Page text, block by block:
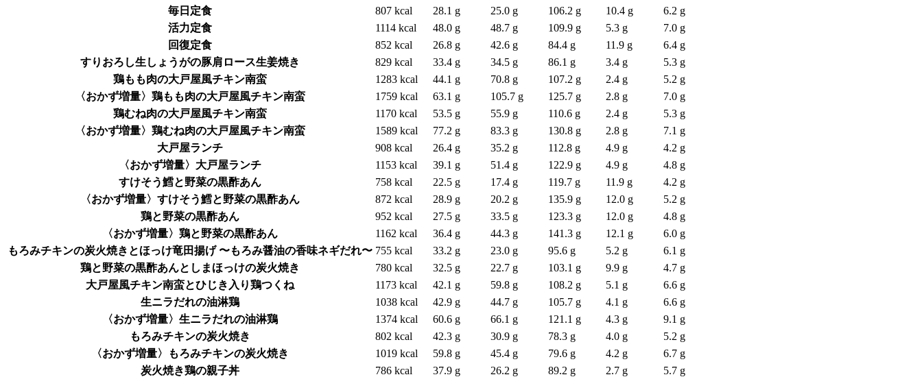
毎日定食
807 kcal 28.1 g 25.0 g 106.2 g 10.4 g
6.2 g
活力定食
1114 kcal 48.0 g 48.7 g 109.9 g 5.3 g
7.0 g
回復定食
852 kcal 26.8 g 42.6 g 84.4 g 11.9 g
6.4 g
すりおろし生しょうがの豚肩ロース生姜焼き
829 kcal 33.4 g 34.5 g 86.1 g 3.4 g
5.3 g
鶏もも肉の大戸屋風チキン南蛮
1283 kcal 44.1 g 70.8 g 107.2 g 2.4 g
5.2 g
〈おかず増量〉鶏もも肉の大戸屋風チキン南蛮
1759 kcal 63.1 g 105.7 g 125.7 g 2.8 g
7.0 g
鶏むね肉の大戸屋風チキン南蛮
1170 kcal 53.5 g 55.9 g 110.6 g 2.4 g
5.3 g
〈おかず増量〉鶏むね肉の大戸屋風チキン南蛮
1589 kcal 77.2 g 83.3 g 130.8 g 2.8 g
7.1 g
大戸屋ランチ
908 kcal 26.4 g 35.2 g 112.8 g 4.9 g
4.2 g
〈おかず増量〉大戸屋ランチ
1153 kcal 39.1 g 51.4 g 122.9 g 4.9 g
4.8 g
すけそう鱈と野菜の黒酢あん
758 kcal 22.5 g 17.4 g 119.7 g 11.9 g
4.2 g
〈おかず増量〉すけそう鱈と野菜の黒酢あん
872 kcal 28.9 g 20.2 g 135.9 g 12.0 g
5.2 g
鶏と野菜の黒酢あん
952 kcal 27.5 g 33.5 g 123.3 g 12.0 g
4.8 g
〈おかず増量〉鶏と野菜の黒酢あん
1162 kcal 36.4 g 44.3 g 141.3 g 12.1 g
6.0 g
もろみチキンの炭火焼きとほっけ竜田揚げ 〜もろみ醤油の香味ネギだれ〜 755 kcal 33.2 g 23.0 g 95.6 g 5.2 g
6.1 g
鶏と野菜の黒酢あんとしまほっけの炭火焼き
780 kcal 32.5 g 22.7 g 103.1 g 9.9 g
4.7 g
大戸屋風チキン南蛮とひじき入り鶏つくね
1173 kcal 42.1 g 59.8 g 108.2 g 5.1 g
6.6 g
生ニラだれの油淋鶏
1038 kcal 42.9 g 44.7 g 105.7 g 4.1 g
6.6 g
〈おかず増量〉生ニラだれの油淋鶏
1374 kcal 60.6 g 66.1 g 121.1 g 4.3 g
9.1 g
もろみチキンの炭火焼き
802 kcal 42.3 g 30.9 g 78.3 g 4.0 g
5.2 g
〈おかず増量〉もろみチキンの炭火焼き
1019 kcal 59.8 g 45.4 g 79.6 g 4.2 g
6.7 g
炭火焼き鶏の親子丼
786 kcal 37.9 g 26.2 g 89.2 g 2.7 g
5.7 g